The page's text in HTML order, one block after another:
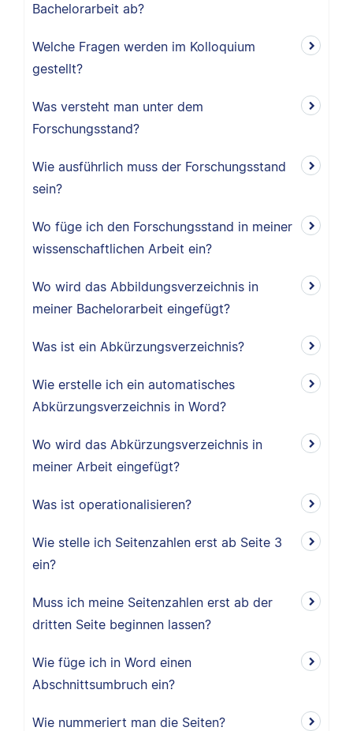
Bachelorarbeit ab?
Welche Fragen werden im Kolloquium
gestellt?
Was versteht man unter dem
Forschungsstand?
Wie ausführlich muss der Forschungsstand
sein?
Wo füge ich den Forschungsstand in meiner
wissenschaftlichen Arbeit ein?
Wo wird das Abbildungsverzeichnis in
meiner Bachelorarbeit eingefügt?
Was ist ein Abkürzungsverzeichnis?
Wie erstelle ich ein automatisches
Abkürzungsverzeichnis in Word?
Wo wird das Abkürzungsverzeichnis in
meiner Arbeit eingefügt?
Was ist operationalisieren?
Wie stelle ich Seitenzahlen erst ab Seite 3
ein?
Muss ich meine Seitenzahlen erst ab der
dritten Seite beginnen lassen?
Wie füge ich in Word einen
Abschnittsumbruch ein?
Wie nummeriert man die Seiten?